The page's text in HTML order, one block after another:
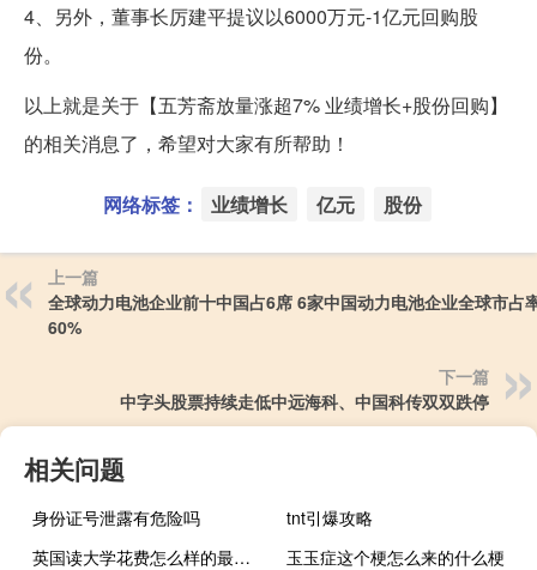
4、另外，董事长厉建平提议以6000万元-1亿元回购股
份。
以上就是关于【五芳斋放量涨超7% 业绩增长+股份回购】
的相关消息了，希望对大家有所帮助！
网络标签： 业绩增长 亿元 股份
上一篇
全球动力电池企业前十中国占6席 6家中国动力电池企业全球市占
60%
下一篇
中字头股票持续走低中远海科、中国科传双双跌停
相关问题
身份证号泄露有危险吗
tnt引爆攻略
英国读大学花费怎么样的最新相关信息
玉玉症这个梗怎么来的什么梗